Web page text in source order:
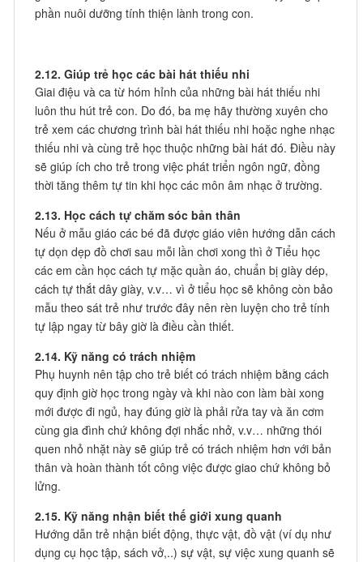
phần nuôi dưỡng tính thiện lành trong con.
2.12. Giúp trẻ học các bài hát thiếu nhi
Giai điệu và ca từ hóm hỉnh của những bài hát thiếu nhi
luôn thu hút trẻ con. Do đó, ba mẹ hãy thường xuyên cho
trẻ xem các chương trình bài hát thiếu nhi hoặc nghe nhạc
thiếu nhi và cùng trẻ học thuộc những bài hát đó. Điều này
sẽ giúp ích cho trẻ trong việc phát triển ngôn ngữ, đồng
thời tăng thêm tự tin khi học các môn âm nhạc ở trường.
2.13. Học cách tự chăm sóc bản thân
Nếu ở mẫu giáo các bé đã được giáo viên hướng dẫn cách
tự dọn dẹp đồ chơi sau mỗi lần chơi xong thì ở Tiểu học
các em cần học cách tự mặc quần áo, chuẩn bị giày dép,
cách tự thắt dây giày, v.v… vì ở tiểu học sẽ không còn bảo
mẫu theo sát trẻ như trước đây nên rèn luyện cho trẻ tính
tự lập ngay từ bây giờ là điều cần thiết.
2.14. Kỹ năng có trách nhiệm
Phụ huynh nên tập cho trẻ biết có trách nhiệm bằng cách
quy định giờ học trong ngày và khi nào con làm bài xong
mới được đi ngủ, hay đúng giờ là phải rửa tay và ăn cơm
cùng gia đình chứ không đợi nhắc nhở, v.v… những thói
quen nhỏ nhặt này sẽ giúp trẻ có trách nhiệm hơn với bản
thân và hoàn thành tốt công việc được giao chứ không bỏ
lửng.
2.15. Kỹ năng nhận biết thế giới xung quanh
Hướng dẫn trẻ nhận biết động, thực vật, đồ vật (ví dụ như
dụng cụ học tập, sách vở,..) sự vật, sự việc xung quanh sẽ